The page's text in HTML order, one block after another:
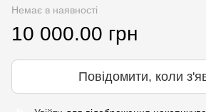
Немає в наявності
10 000.00 грн
Повідомити, коли